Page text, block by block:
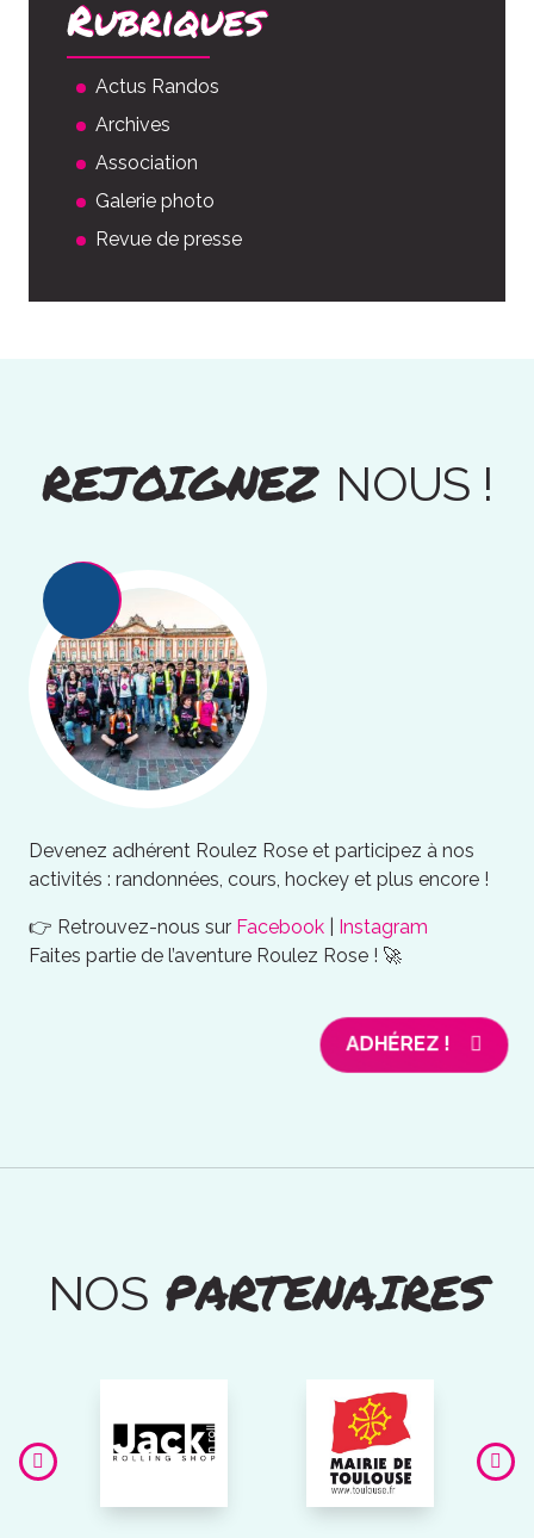
Rubriques
Actus Randos
Archives
Association
Galerie photo
Revue de presse
REJOIGNEZ NOUS !
Devenez adhérent Roulez Rose et participez à nos
activités : randonnées, cours, hockey et plus encore !
👉 Retrouvez-nous sur Facebook
Instagram
Faites partie de l’aventure Roulez Rose ! 🚀
ADHÉREZ !
NOSPARTENAIRES